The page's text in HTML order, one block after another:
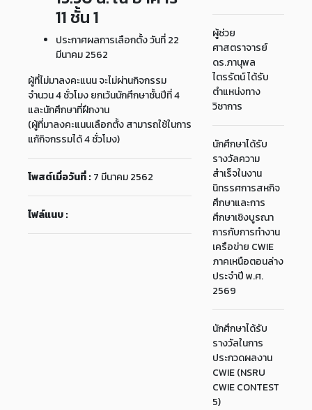
11 ชั้น 1
ประกาศผลการเลือกตั้ง วันที่ 22
มีนาคม 2562
ผู้ที่ไม่มาลงคะแนน จะไม่ผ่านกิจกรรม
จำนวน 4 ชั่วโมง ยกเว้นนักศึกษาชั้นปีที่ 4
และนักศึกษาที่ฝึกงาน
(ผู้ที่มาลงคะแนนเลือกตั้ง สามารถใช้ในการ
แก้กิจกรรมได้ 4 ชั่วโมง)
โพสต์เมื่อวันที่ : 7 มีนาคม 2562
ไฟล์แนบ :
ผู้ช่วย
ศาสตราจารย์
ดร.ภานุพล
ไตรรัตน์ ได้รับ
ตำแหน่งทาง
วิชาการ
นักศึกษาได้รับ
รางวัลความ
สำเร็จในงาน
นิทรรศการสหกิจ
ศึกษาและการ
ศึกษาเชิงบูรณา
การกับการทำงาน
เครือข่าย CWIE
ภาคเหนือตอนล่าง
ประจำปี พ.ศ.
2569
นักศึกษาได้รับ
รางวัลในการ
ประกวดผลงาน
CWIE (NSRU
CWIE CONTEST
5)